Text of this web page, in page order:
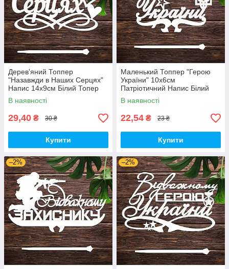
Дерев'яний Топпер
"Назавжди в Наших Серцях"
Напис 14х9см Білий Топер
для Торта, у Букет Квіти
Фігурка Захиснику
В наявності
29,40 ₴ 30 ₴
Купити
Маленький Топпер "Герою
України" 10х6см
Патріотичний Напис Білий
Топер для Торта, у Букет
Квіти Фігурка Захиснику
В наявності
22,54 ₴ 23 ₴
Купити
–2% –2%